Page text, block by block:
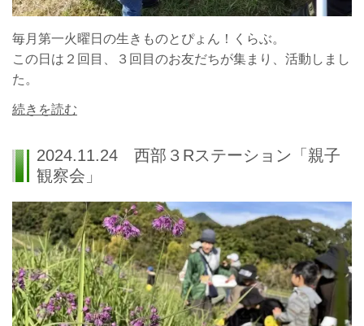
毎月第一火曜日の生きものとぴょん！くらぶ。
この日は２回目、３回目のお友だちが集まり、活動しまし
た。
続きを読む
2024.11.24 西部３Rステーション「親子
観察会」